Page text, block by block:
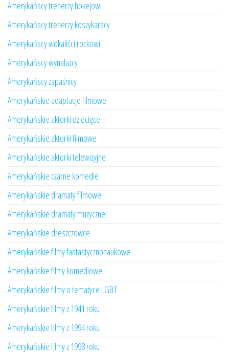
Amerykańscy trenerzy hokejowi
Amerykańscy trenerzy koszykarscy
Amerykańscy wokaliści rockowi
Amerykańscy wynalazcy
Amerykańscy zapaśnicy
Amerykańskie adaptacje filmowe
Amerykańskie aktorki dziecięce
Amerykańskie aktorki filmowe
Amerykańskie aktorki telewizyjne
Amerykańskie czarne komedie
Amerykańskie dramaty filmowe
Amerykańskie dramaty muzyczne
Amerykańskie dreszczowce
Amerykańskie filmy fantastycznonaukowe
Amerykańskie filmy komediowe
Amerykańskie filmy o tematyce LGBT
Amerykańskie filmy z 1941 roku
Amerykańskie filmy z 1994 roku
Amerykańskie filmy z 1998 roku